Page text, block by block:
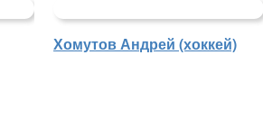
Хомутов Андрей (хоккей)